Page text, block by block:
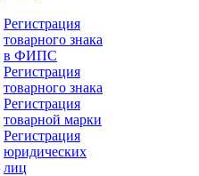
Регистрация
товарного знака
в ФИПС
Регистрация
товарного знака
Регистрация
товарной марки
Регистрация
юридических
лиц